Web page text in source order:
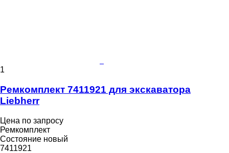
1
Ремкомплект 7411921 для экскаватора
Liebherr
Цена по запросу
Ремкомплект
Состояние новый
7411921